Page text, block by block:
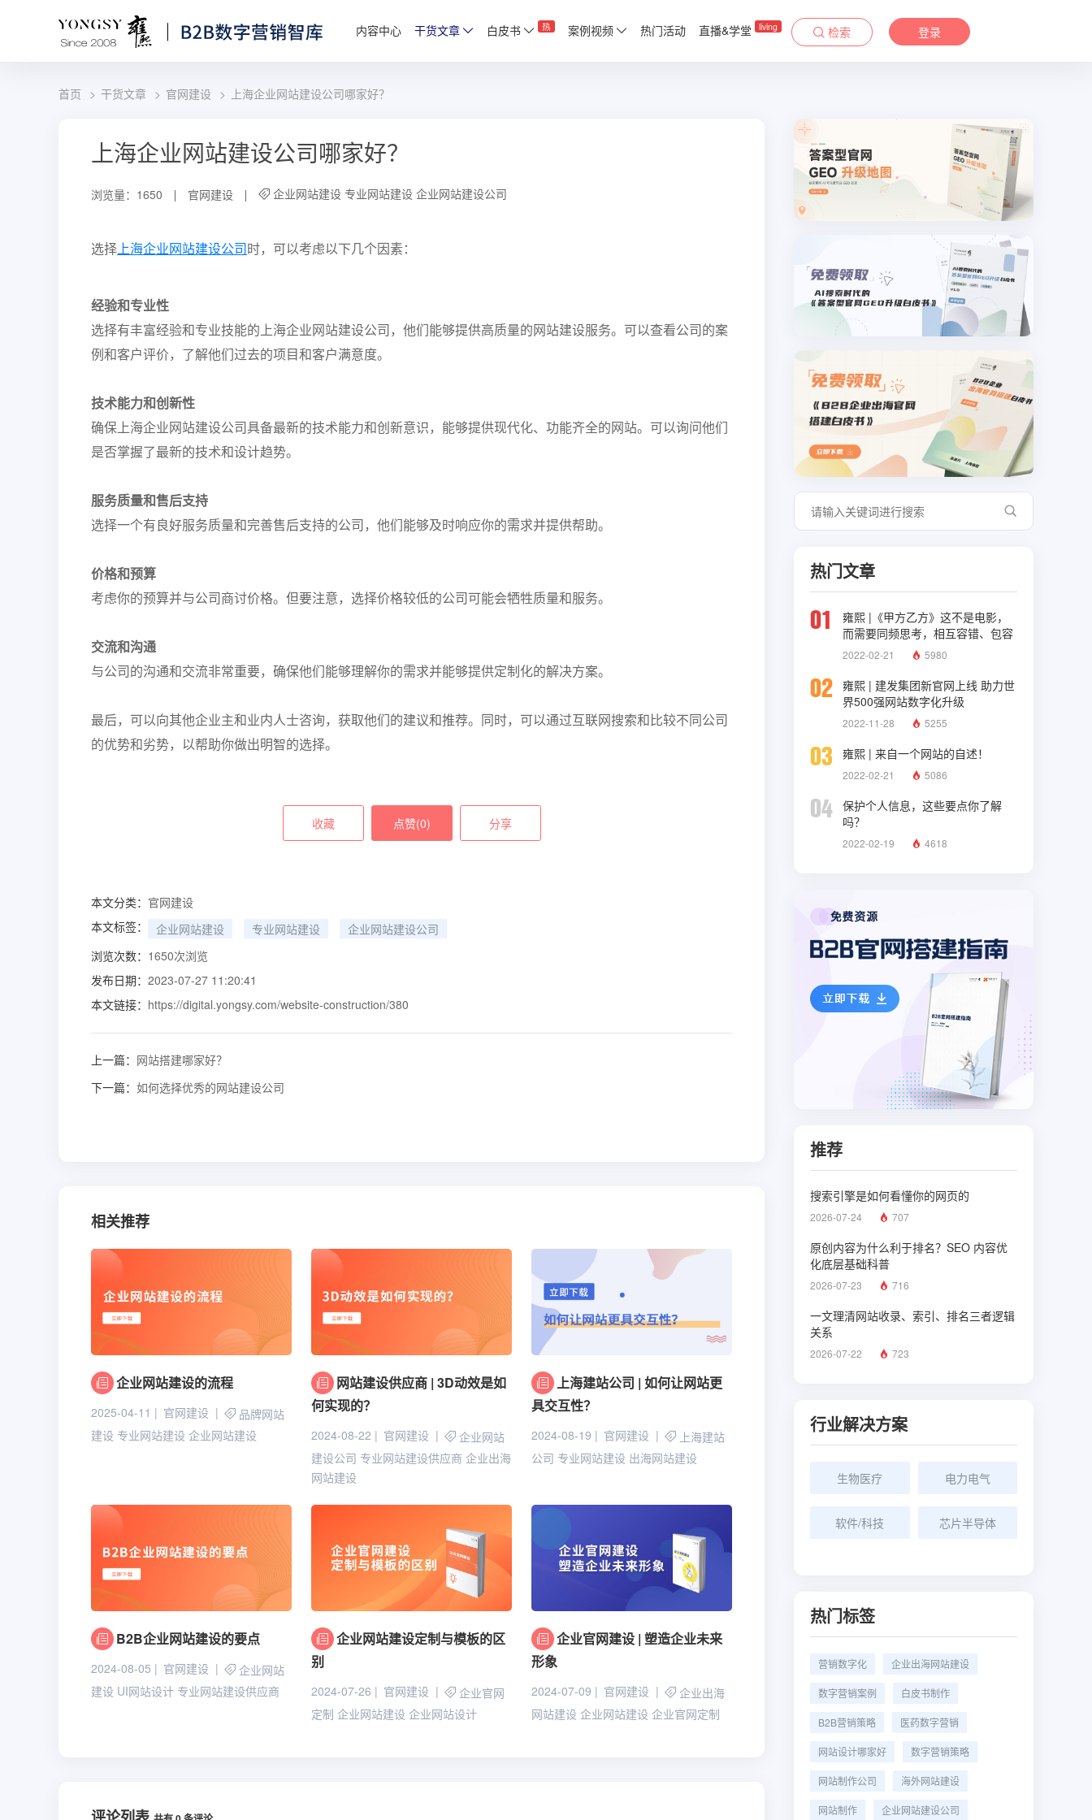
内容中心 干货文章 白皮书 热 案例视频 热门活动 直播&学堂 living 检索 登录
首页 干货文章 官网建设 上海企业网站建设公司哪家好？
上海企业网站建设公司哪家好？
浏览量：1650 官网建设 企业网站建设 专业网站建设 企业网站建设公司
选择上海企业网站建设公司时，可以考虑以下几个因素：
经验和专业性
选择有丰富经验和专业技能的上海企业网站建设公司，他们能够提供高质量的网站建设服务。可以查看公司的案
例和客户评价，了解他们过去的项目和客户满意度。
技术能力和创新性
确保上海企业网站建设公司具备最新的技术能力和创新意识，能够提供现代化、功能齐全的网站。可以询问他们
是否掌握了最新的技术和设计趋势。
服务质量和售后支持
选择一个有良好服务质量和完善售后支持的公司，他们能够及时响应你的需求并提供帮助。
价格和预算
考虑你的预算并与公司商讨价格。但要注意，选择价格较低的公司可能会牺牲质量和服务。
交流和沟通
与公司的沟通和交流非常重要，确保他们能够理解你的需求并能够提供定制化的解决方案。
最后，可以向其他企业主和业内人士咨询，获取他们的建议和推荐。同时，可以通过互联网搜索和比较不同公司
的优势和劣势，以帮助你做出明智的选择。
收藏 点赞(0) 分享
本文分类： 官网建设
本文标签：
企业网站建设 专业网站建设
企业网站建设公司
浏览次数： 1650次浏览
发布日期： 2023-07-27 11:20:41
本文链接： https://digital.yongsy.com/website-construction/380
上一篇： 网站搭建哪家好？
下一篇： 如何选择优秀的网站建设公司
相关推荐
企业网站建设的流程
2025-04-11 官网建设
品牌网站
建设 专业网站建设 企业网站建设
网站建设供应商 | 3D动效是如
何实现的？
2024-08-22 官网建设
企业网站
建设公司 专业网站建设供应商 企业出海
网站建设
上海建站公司 | 如何让网站更
具交互性？
2024-08-19 官网建设
上海建站
公司 专业网站建设 出海网站建设
B2B企业网站建设的要点
2024-08-05 官网建设
企业网站
建设 UI网站设计 专业网站建设供应商
企业网站建设定制与模板的区
别
2024-07-26 官网建设
企业官网
定制 企业网站建设 企业网站设计
企业官网建设 | 塑造企业未来
形象
2024-07-09 官网建设
企业出海
网站建设 企业网站建设 企业官网定制
热门文章
01
雍熙 |《甲方乙方》这不是电影，
而需要同频思考，相互容错、包容
与理解
2022-02-21 5980
02 雍熙 | 建发集团新官网上线 助力世
界500强网站数字化升级
2022-11-28 5255
03 雍熙 | 来自一个网站的自述！
2022-02-21 5086
04
保护个人信息，这些要点你了解
吗？
2022-02-19 4618
推荐
搜索引擎是如何看懂你的网页的
2026-07-24 707
原创内容为什么利于排名？SEO 内容优
化底层基础科普
2026-07-23 716
一文理清网站收录、索引、排名三者逻辑
关系
2026-07-22 723
行业解决方案
生物医疗 电力电气
软件/科技 芯片半导体
热门标签
营销数字化 企业出海网站建设
数字营销案例 白皮书制作
B2B营销策略 医药数字营销
网站设计哪家好 数字营销策略
网站制作公司 海外网站建设
网站制作 企业网站建设公司